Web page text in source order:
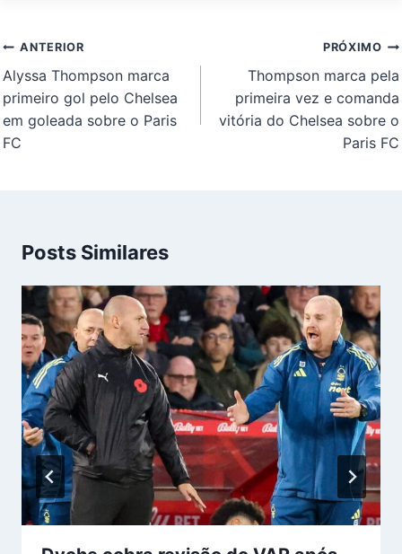
Navegação
de
Post
ANTERIOR
Alyssa Thompson marca
primeiro gol pelo Chelsea
em goleada sobre o Paris
FC
PRÓXIMO
Thompson marca pela
primeira vez e comanda
vitória do Chelsea sobre o
Paris FC
Posts Similares